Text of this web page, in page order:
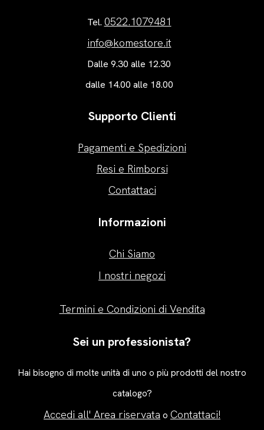
Tel. 0522.1079481
info@komestore.it
Dalle 9.30 alle 12.30
dalle 14.00 alle 18.00
Supporto Clienti
Pagamenti e Spedizioni
Resi e Rimborsi
Contattaci
Informazioni
Chi Siamo
I nostri negozi
Termini e Condizioni di Vendita
Sei un professionista?
Hai bisogno di molte unità di uno o più prodotti del nostro
catalogo?
Accedi all' Area riservata o Contattaci!